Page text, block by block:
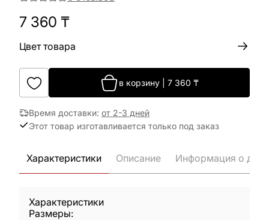
7 360 ₸
Цвет товара
в корзину 7 360 ₸
Время доставки: от 2-3 дней
Этот товар изготавливается только под заказ
Характеристики Описание Информация о
Характеристики
Размеры: